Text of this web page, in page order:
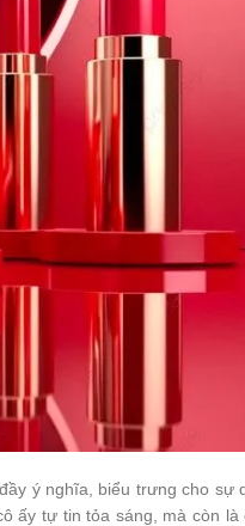
ý nghĩa, biểu trưng cho sự
ấy tự tin tỏa sáng, mà còn là